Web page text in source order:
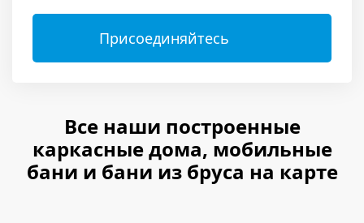
Присоединяйтесь
Все наши построенные
каркасные дома, мобильные
бани и бани из бруса на карте